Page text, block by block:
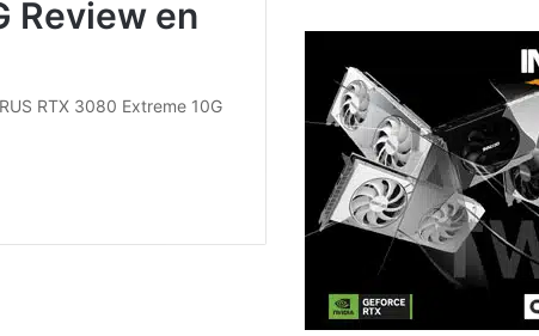
Review en
RTX 3080 Extreme 10G